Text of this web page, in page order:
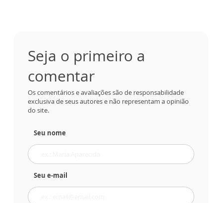
Seja o primeiro a
comentar
Os comentários e avaliações são de responsabilidade
exclusiva de seus autores e não representam a opinião
do site.
Seu nome
Seu e-mail